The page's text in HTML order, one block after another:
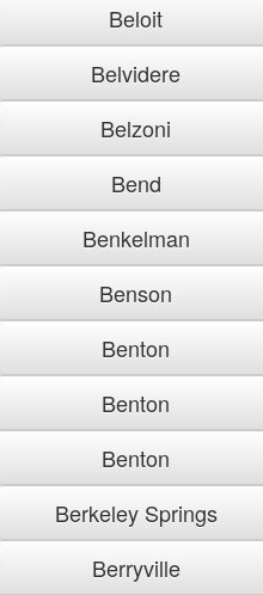
Beloit
Belvidere
Belzoni
Bend
Benkelman
Benson
Benton
Benton
Benton
Berkeley Springs
Berryville